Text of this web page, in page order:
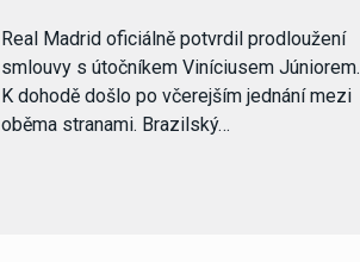
Real Madrid oficiálně potvrdil prodloužení
smlouvy s útočníkem Viníciusem Júniorem.
K dohodě došlo po včerejším jednání mezi
oběma stranami. Brazilský…